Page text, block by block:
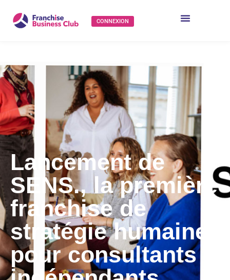
CONNEXION
Lancement de
SENS., la première
franchise de
stratégie humaine
pour consultants